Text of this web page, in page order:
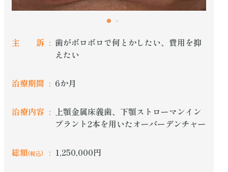
主 訴
歯がボロボロで何とかしたい、費用を抑
えたい
治療期間 6か月
治療内容
上顎金属床義歯、下顎ストローマンイン
プラント2本を用いたオーバーデンチャー
総額(税込) 1,250,000円